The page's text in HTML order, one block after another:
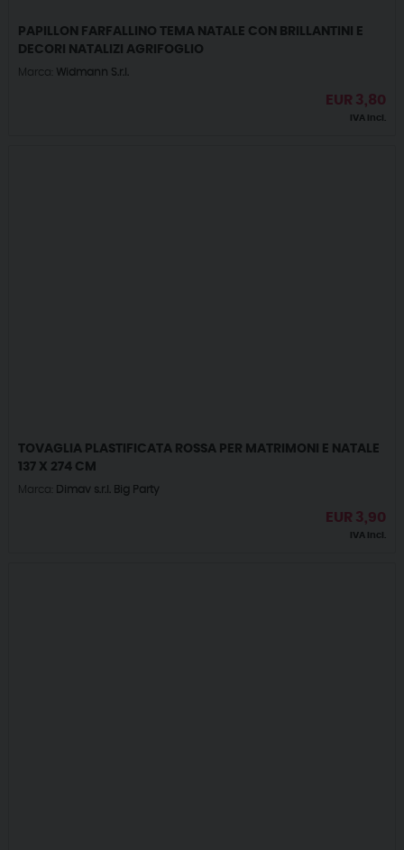
PAPILLON FARFALLINO TEMA NATALE CON BRILLANTINI E
DECORI NATALIZI AGRIFOGLIO
Marca: Widmann S.r.l.
EUR 3,80
IVA incl.
TOVAGLIA PLASTIFICATA ROSSA PER MATRIMONI E NATALE
137 X 274 CM
Marca: Dimav s.r.l. Big Party
EUR 3,90
IVA incl.